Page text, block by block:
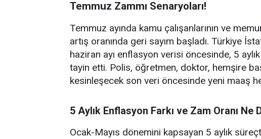
Temmuz Zammı Senaryoları!
Temmuz ayında kamu çalışanlarının ve
artış oranında geri sayım başladı. Türkiye
haziran ayı enflasyon verisi öncesinde, 5
tayin etti. Polis, öğretmen, doktor, hemşire
kesinleşecek son veri öncesinde yeni maaş
5 Aylık Enflasyon Farkı ve Zam Oranı Ne
Ocak-Mayıs dönemini kapsayan 5 aylık